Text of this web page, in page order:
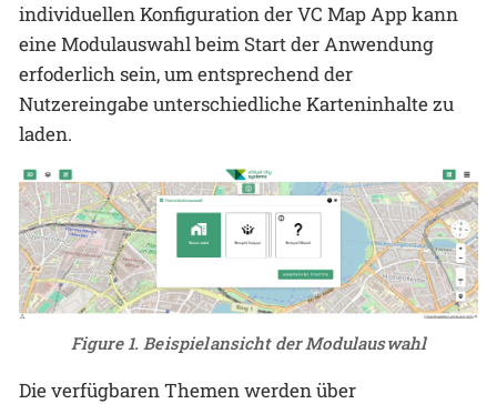
individuellen Konfiguration der VC Map App kann
eine Modulauswahl beim Start der Anwendung
erfoderlich sein, um entsprechend der
Nutzereingabe unterschiedliche Karteninhalte zu
laden.
Figure 1. Beispielansicht der Modulauswahl
Die verfügbaren Themen werden über